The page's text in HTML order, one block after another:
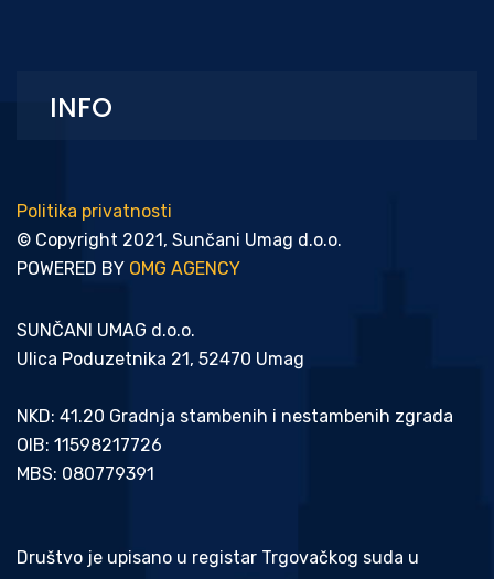
INFO
Politika privatnosti
© Copyright 2021, Sunčani Umag d.o.o.
POWERED BY OMG AGENCY
SUNČANI UMAG d.o.o.
Ulica Poduzetnika 21, 52470 Umag
NKD: 41.20 Gradnja stambenih i nestambenih zgrada
OIB: 11598217726
MBS: 080779391
Društvo je upisano u registar Trgovačkog suda u